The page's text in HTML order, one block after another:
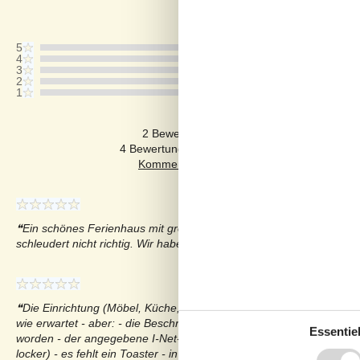
5
4
3
2
1
2 Bewertungen haben Kommentare auf
4 Bewertungen haben Kommentare in anderen
Ein schönes Ferienhaus mit großem Pool. Waschmaschine macht
schleudert nicht richtig. Wir haben es dem Anbieter gemeldet.
Die Einrichtung (Möbel, Küche, Betten) ist gut & neu; Technik,
wie erwartet - aber: - die Beschreibung / Fotos brauchen einen
worden - der angegebene I-Net-Name stimmt nicht - die Wanduhr
locker) - es fehlt ein Toaster - in der Küche leben Ameisen - ein